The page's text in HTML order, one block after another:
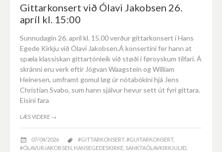
Gittarkonsert við Ólavi Jakobsen 26.
apríl kl. 15:00
Sunnudagin 26. apríl kl. 15.00 verður gittarkonsert í Hans
Egede Kirkju við Ólavi Jakobsen.Á konsertini fer hann at
spæla klassiskan gittartónleik við støði í føroyskum tilfari. Á
skránni eru verk eftir Jógvan Waagstein og William
Heinesen, umframt gomul løg úr nótabókini hjá Jens
Christian Svabo, sum hann sjálvur hevur sett út fyri gittara.
Eisini fara
LÆS VIDERE →
07/04/2026 #GITTARKONSERT, #GUITARKONSERT,
#ÓLAVURJAKOBSEN HANSEGEDESKIRKE SANKTAÓLAVKIRKJULIÐ